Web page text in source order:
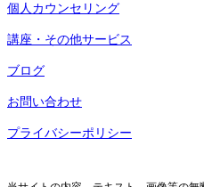
個人カウンセリング
講座・その他サービス
ブログ
お問い合わせ
プライバシーポリシー